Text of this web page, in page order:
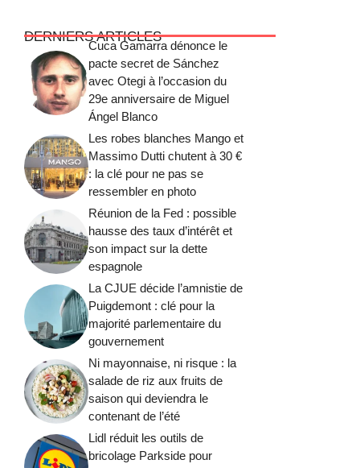
DERNIERS ARTICLES
Cuca Gamarra dénonce le
pacte secret de Sánchez
avec Otegi à l’occasion du
29e anniversaire de Miguel
Ángel Blanco
Les robes blanches Mango et
Massimo Dutti chutent à 30 €
: la clé pour ne pas se
ressembler en photo
Réunion de la Fed : possible
hausse des taux d’intérêt et
son impact sur la dette
espagnole
La CJUE décide l’amnistie de
Puigdemont : clé pour la
majorité parlementaire du
gouvernement
Ni mayonnaise, ni risque : la
salade de riz aux fruits de
saison qui deviendra le
contenant de l’été
Lidl réduit les outils de
bricolage Parkside pour